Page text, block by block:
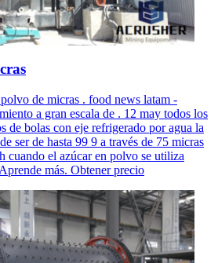
de micras . food news latam -
a gran escala de . 12 may todos los
de bolas con eje refrigerado por agua la
ser de hasta 99 9 a través de 75 micras
cuando el azúcar en polvo se utiliza
más. Obtener precio